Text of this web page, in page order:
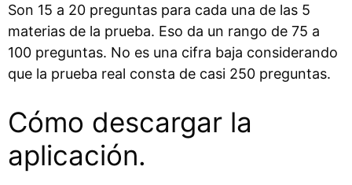
Son 15 a 20 preguntas para cada una de las 5
materias de la prueba. Eso da un rango de 75 a
100 preguntas. No es una cifra baja considerando
que la prueba real consta de casi 250 preguntas.
Cómo descargar la
aplicación.